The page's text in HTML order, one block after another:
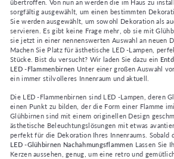
übertroffen. Von nun an werden die im Haus zu
sorgfältig ausgewählt, um einen bestimmten
Sie werden ausgewählt, um sowohl Dekoration als
servieren. Es gibt keine Frage mehr, ob sie mit
sie jetzt in einer nennenswerten Auswahl an neuen
Machen Sie Platz für ästhetische LED -Lampen,
Stücke. Bist du versucht? Wir laden Sie dazu ein
LED -Flammenbirnen Unter einer großen Auswahl
ein immer stilvolleres Innenraum und aktuell.
Die LED -Flammenbirnen sind LED -Lampen, deren
einen Punkt zu bilden, der die Form einer Flamme
Glühbirnen sind mit einem originellen Design
ästhetische Beleuchtungslösungen mit etwas
perfekt für die Dekoration Ihres Innenraums. Sobald
LED -Glühbirnen Nachahmungsflammen Lassen Sie
Kerzen aussehen, genug, um eine retro und